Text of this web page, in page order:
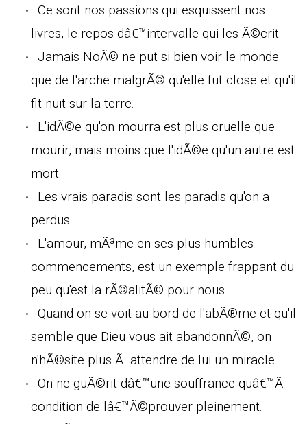
Ce sont nos passions qui esquissent nos
livres, le repos dâ€™intervalle qui les Ã©crit.
Jamais NoÃ© ne put si bien voir le monde
que de l'arche malgrÃ© qu'elle fut close et qu'il
fit nuit sur la terre.
L'idÃ©e qu'on mourra est plus cruelle que
mourir, mais moins que l'idÃ©e qu'un autre est
mort.
Les vrais paradis sont les paradis qu'on a
perdus.
L'amour, mÃªme en ses plus humbles
commencements, est un exemple frappant du
peu qu'est la rÃ©alitÃ© pour nous.
Quand on se voit au bord de l'abÃ®me et qu'il
semble que Dieu vous ait abandonnÃ©, on
n'hÃ©site plus Ã attendre de lui un miracle.
On ne guÃ©rit dâ€™une souffrance quâ€™Ã
condition de lâ€™Ã©prouver pleinement.